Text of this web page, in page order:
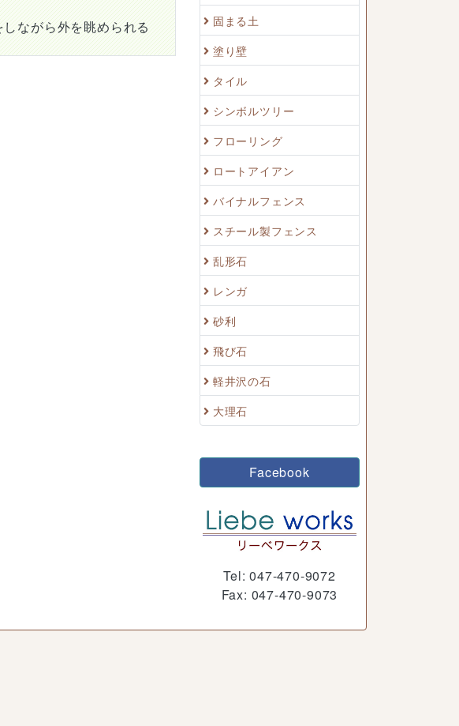
ながら外を眺められる
固まる土
塗り壁
タイル
シンボルツリー
フローリング
ロートアイアン
バイナルフェンス
スチール製フェンス
乱形石
レンガ
砂利
飛び石
軽井沢の石
大理石
Facebook
Tel: 047-470-9072
Fax: 047-470-9073